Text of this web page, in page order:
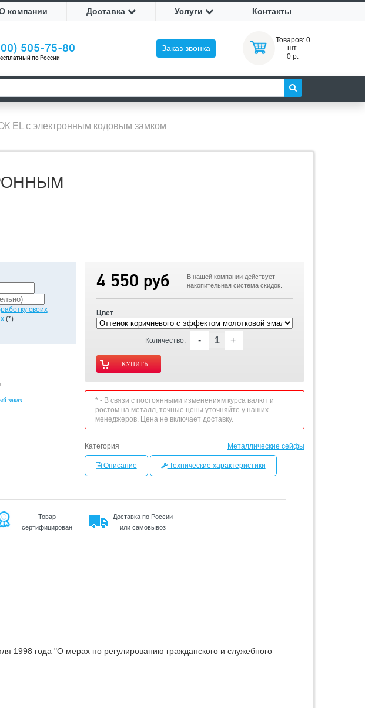
компании Доставка Услуги Контакты
505-75-80
по России
Заказ звонка
Товаров: 0
шт.
0 р.
EL с электронным кодовым замком
своих
(*)
заказ
4 550 руб
В нашей компании действует
накопительная система скидок.
Цвет
Количество: - +
* - В связи с постоянными изменениям курса валют и
ростом на металл, точные цены уточняйте у наших
менеджеров. Цена не включает доставку.
Категория Металлические сейфы
Описание Технические характеристики
Товар
сертифицирован
Доставка по России
или самовывоз
1998 года "О мерах по регулированию гражданского и служебного